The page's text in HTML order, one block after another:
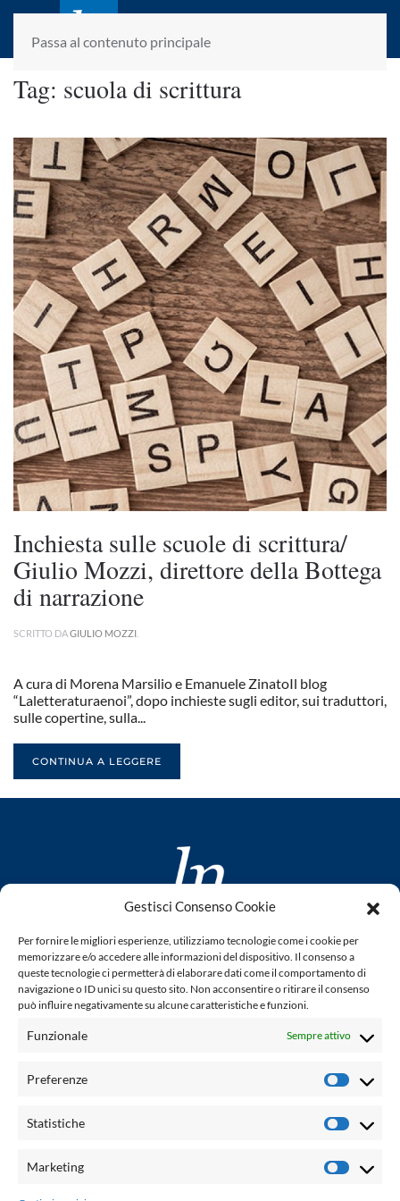
Gestisci Consenso Cookie
Per fornire le migliori esperienze, utilizziamo tecnologie come i cookie per
memorizzare e/o accedere alle informazioni del dispositivo. Il consenso a
queste tecnologie ci permetterà di elaborare dati come il comportamento di
navigazione o ID unici su questo sito. Non acconsentire o ritirare il consenso
può influire negativamente su alcune caratteristiche e funzioni.
Funzionale Sempre attivo
Preferenze
Statistiche
Marketing
Passa al contenuto principale
laletteraturaenoi.it
fondato da Romano Luperini
Tag: scuola di scrittura
Inchiesta sulle scuole di scrittura/
Giulio Mozzi, direttore della Bottega
di narrazione
SCRITTO DAGIULIO MOZZI
A cura di Morena Marsilio e Emanuele ZinatoIl blog
“Laletteraturaenoi”, dopo inchieste sugli editor, sui traduttori,
sulle copertine, sulla...
CONTINUA A LEGGERE
www.laletteraturaenoi.it
fondato da Romano Luperini
Questo blog non rappresenta una testata giornalistica in
quanto viene aggiornato senza alcuna periodicità. Non può
legge n° 62 del 7.03.2001. L'autore non è responsabile per
email: